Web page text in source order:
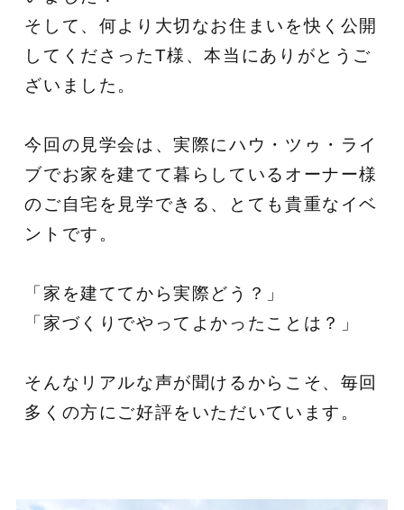
そして、何より大切なお住まいを快く公開
してくださったT様、本当にありがとうご
ざいました。
今回の見学会は、実際にハウ・ツゥ・ライ
ブでお家を建てて暮らしているオーナー様
のご自宅を見学できる、とても貴重なイベ
ントです。
「家を建ててから実際どう？」
「家づくりでやってよかったことは？」
そんなリアルな声が聞けるからこそ、毎回
多くの方にご好評をいただいています。